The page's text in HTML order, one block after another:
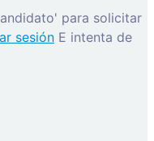
para solicitar
sesión E intenta de